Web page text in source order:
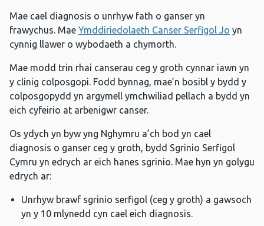
Mae cael diagnosis o unrhyw fath o ganser yn
frawychus. Mae Ymddiriedolaeth Canser Serfigol Jo yn
cynnig llawer o wybodaeth a chymorth.
Mae modd trin rhai canserau ceg y groth cynnar iawn yn
y clinig colposgopi. Fodd bynnag, mae’n bosibl y bydd y
colposgopydd yn argymell ymchwiliad pellach a bydd yn
eich cyfeirio at arbenigwr canser.
Os ydych yn byw yng Nghymru a’ch bod yn cael
diagnosis o ganser ceg y groth, bydd Sgrinio Serfigol
Cymru yn edrych ar eich hanes sgrinio. Mae hyn yn golygu
edrych ar:
Unrhyw brawf sgrinio serfigol (ceg y groth) a gawsoch
yn y 10 mlynedd cyn cael eich diagnosis.